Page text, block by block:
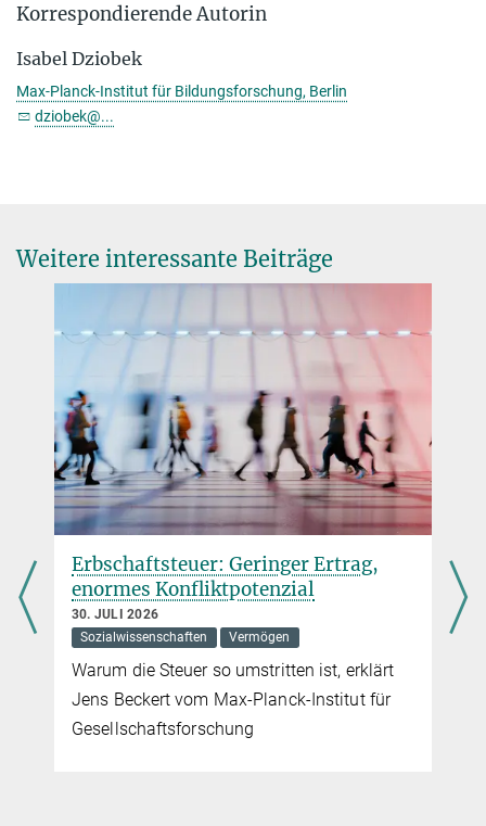
Korrespondierende Autorin
Isabel Dziobek
Max-Planck-Institut für Bildungsforschung, Berlin
dziobek@...
Weitere interessante Beiträge
Erbschaftsteuer: Geringer Ertrag,
enormes Konfliktpotenzial
30. JULI 2026
Sozialwissenschaften
Vermögen
Warum die Steuer so umstritten ist, erklärt
Jens Beckert vom Max-Planck-Institut für
Gesellschaftsforschung